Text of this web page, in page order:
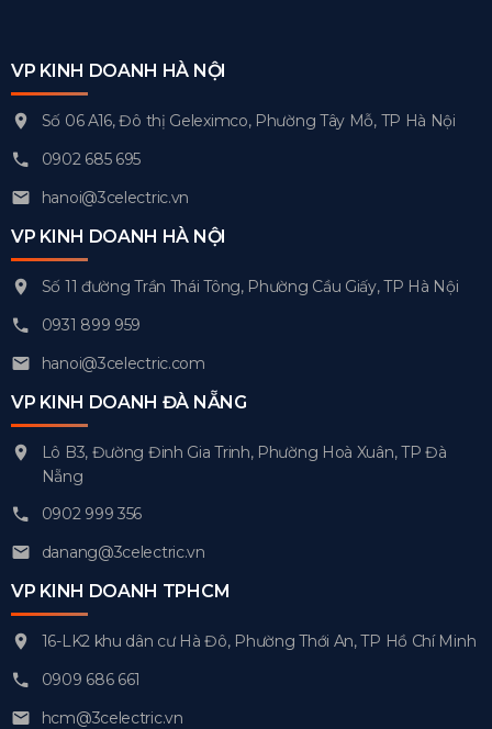
VP KINH DOANH HÀ NỘI
Số 06 A16, Đô thị Geleximco, Phường Tây Mỗ, TP Hà Nội
0902 685 695
hanoi@3celectric.vn
VP KINH DOANH HÀ NỘI
Số 11 đường Trần Thái Tông, Phường Cầu Giấy, TP Hà Nội
0931 899 959
hanoi@3celectric.com
VP KINH DOANH ĐÀ NẴNG
Lô B3, Đường Đinh Gia Trinh, Phường Hoà Xuân, TP Đà
Nẵng
0902 999 356
danang@3celectric.vn
VP KINH DOANH TPHCM
16-LK2 khu dân cư Hà Đô, Phường Thới An, TP Hồ Chí Minh
0909 686 661
hcm@3celectric.vn